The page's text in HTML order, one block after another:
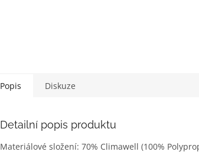
Popis Diskuze
Detailní popis produktu
Materiálové složení: 70% Climawell (100%